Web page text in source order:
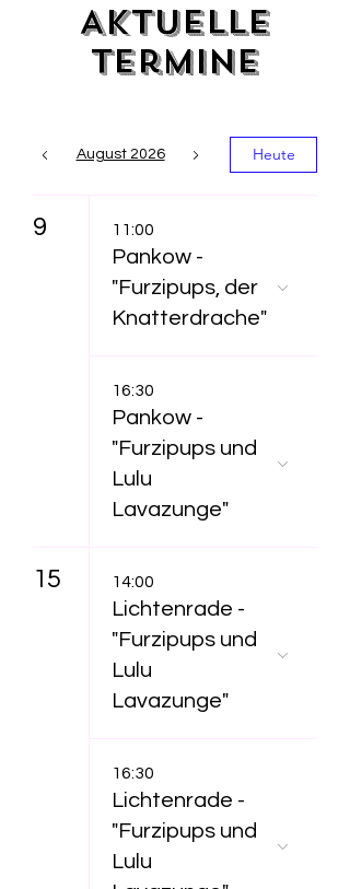
Aktuelle
Termine
August 2026 Heute
9 11:00
Pankow -
"Furzipups, der
Knatterdrache"
16:30
Pankow -
"Furzipups und
Lulu
Lavazunge"
15 14:00
Lichtenrade -
"Furzipups und
Lulu
Lavazunge"
16:30
Lichtenrade -
"Furzipups und
Lulu